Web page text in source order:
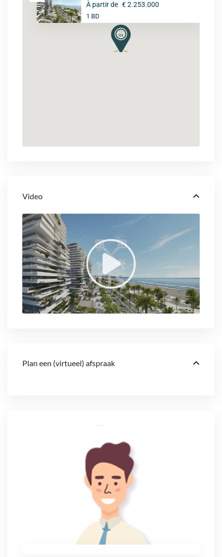
À partir de € 2.253.000
1 BD
Video
Plan een (virtueel) afspraak